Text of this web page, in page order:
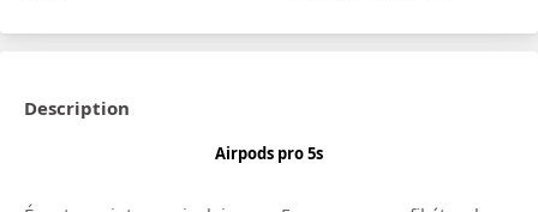
Description
Airpods pro 5s